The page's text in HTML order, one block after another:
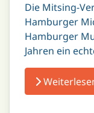
Die Mitsing-
Hamburger
Hamburger
Jahren ein